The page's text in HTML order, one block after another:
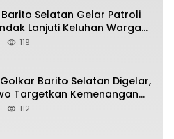
Barito Selatan Gelar Patroli
Lanjuti Keluhan Warga
Liar dan Remaja Nongkrong
119
Barito Selatan Digelar,
Targetkan Kemenangan
Pemilu Mendatang
112